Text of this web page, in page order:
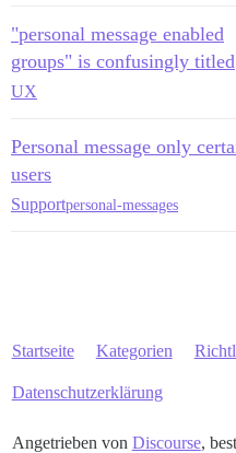
"personal message enabled
groups" is confusingly titled
UX
Personal message only
users
Supportpersonal-messages
Startseite Kategorien
Datenschutzerklärung
Angetrieben von Discourse,